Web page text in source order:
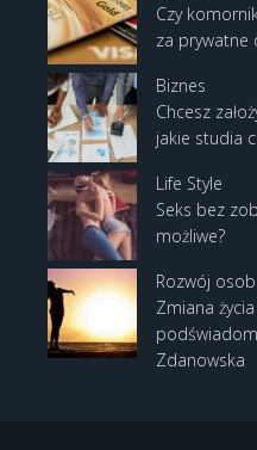
Czy
za prywatne
Biznes
Chcesz
jakie studia
Life Style
Seks bez
możliwe?
Rozwój
Zmiana
Zdanowska